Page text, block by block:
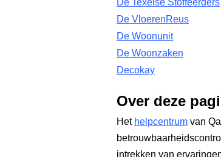
De Texelse Stoffeerders
De VloerenReus
De Woonunit
De Woonzaken
Decokay
Over deze
Het helpcentrum van
intrekken van